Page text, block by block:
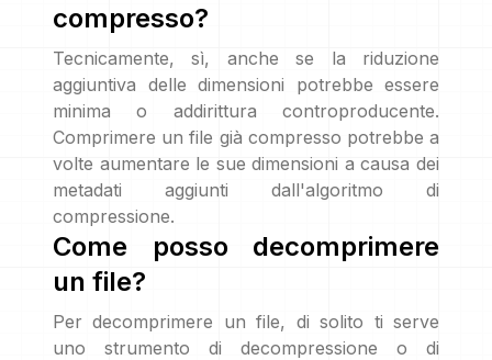
compresso?
Tecnicamente, sì, anche se la riduzione
aggiuntiva delle dimensioni potrebbe essere
minima o addirittura controproducente.
Comprimere un file già compresso potrebbe a
volte aumentare le sue dimensioni a causa dei
metadati aggiunti dall'algoritmo di
compressione.
Come posso decomprimere
un file?
Per decomprimere un file, di solito ti serve
uno strumento di decompressione o di